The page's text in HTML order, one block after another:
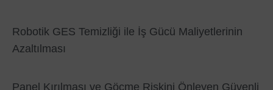
Robotik GES Temizliği ile İş Gücü Maliyetlerinin
Azaltılması
Panel Kırılması ve Göçme Riskini Önleyen Güvenli